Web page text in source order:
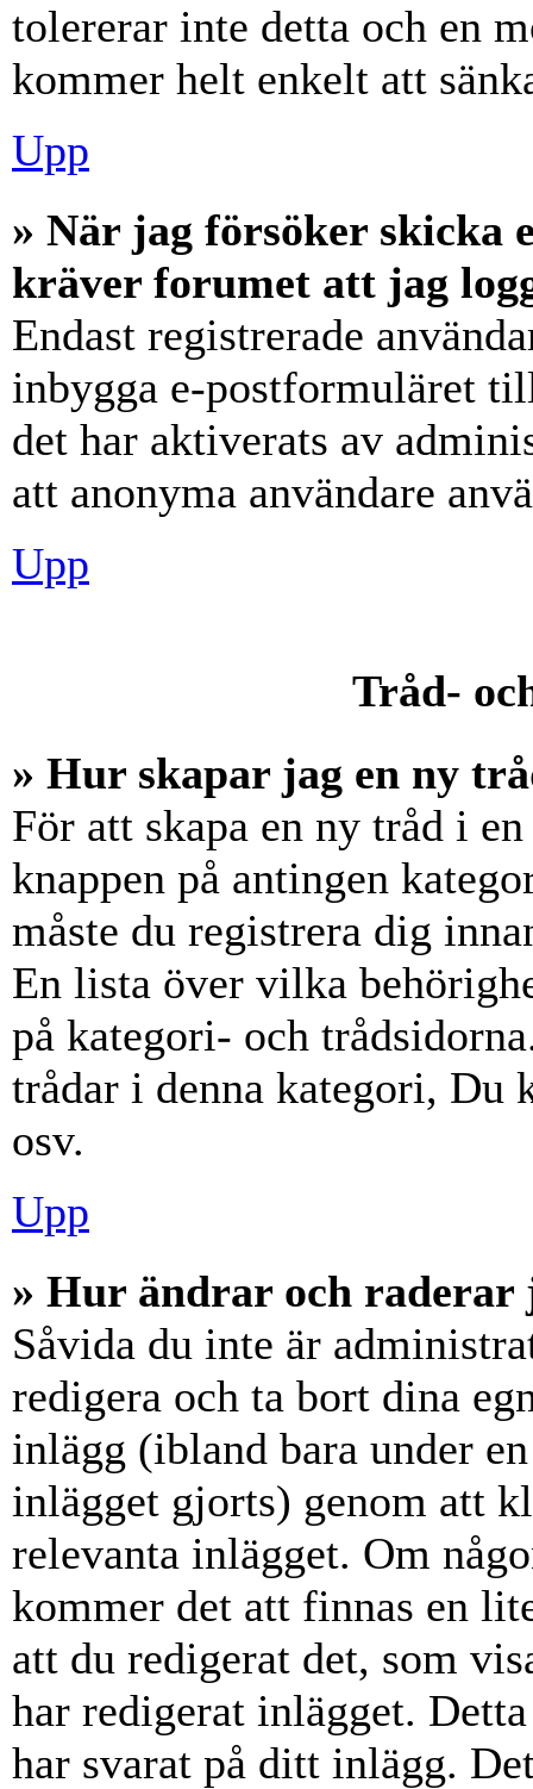
tolererar inte detta och en
kommer helt enkelt att
Upp
» När jag försöker skicka
kräver forumet att jag
Endast registrerade
inbygga e-postformuläret
det har aktiverats av
att anonyma användare
Upp
Tråd-
» Hur skapar jag en ny
För att skapa en ny tråd i
knappen på antingen
måste du registrera dig
En lista över vilka
på kategori- och
trådar i denna kategori, Du
osv.
Upp
» Hur ändrar och raderar
Såvida du inte är
redigera och ta bort dina
inlägg (ibland bara under
inlägget gjorts) genom att
relevanta inlägget. Om
kommer det att finnas en
att du redigerat det, som
har redigerat inlägget.
har svarat på ditt inlägg.